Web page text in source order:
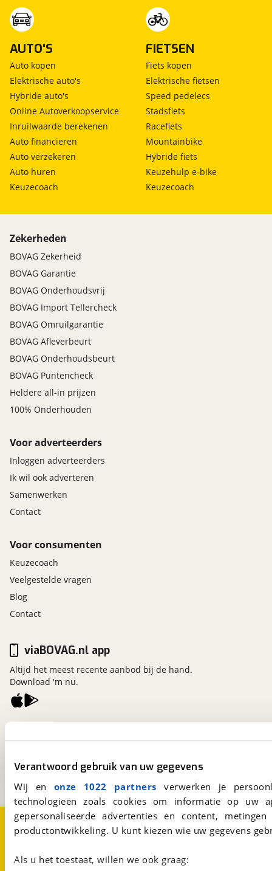
Verantwoord gebruik van uw gegevens
Wij en onze 1022 partners verwerken je
technologieën zoals cookies om informatie op
gepersonaliseerde advertenties en content,
productontwikkeling. U kunt kiezen wie uw gegevens
Als u het toestaat, willen we ook graag:
AUTO'S
Auto kopen
Elektrische auto's
Hybride auto's
Online Autoverkoopservice
Inruilwaarde berekenen
Auto financieren
Auto verzekeren
Auto huren
Keuzecoach
FIETSEN
Fiets kopen
Elektrische fietsen
Speed pedelecs
Stadsfiets
Racefiets
Mountainbike
Hybride fiets
Keuzehulp e-bike
Keuzecoach
Zekerheden
BOVAG Zekerheid
BOVAG Garantie
BOVAG Onderhoudsvrij
BOVAG Import Tellercheck
BOVAG Omruilgarantie
BOVAG Afleverbeurt
BOVAG Onderhoudsbeurt
BOVAG Puntencheck
Heldere all-in prijzen
100% Onderhouden
Voor adverteerders
Inloggen adverteerders
Ik wil ook adverteren
Samenwerken
Contact
Voor consumenten
Keuzecoach
Veelgestelde vragen
Blog
Contact
Een initiatief van
viaBOVAG.nl app
Altijd het meest recente aanbod bij de hand.
Download 'm nu.
Over viaBOVAG.nlDisclaimer- en Privacyverklaring
CookievoorkeurenVacatures